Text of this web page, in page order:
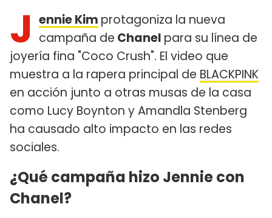
J ennie Kim protagoniza la nueva
campaña de Chanel para su línea de
joyería fina "Coco Crush". El video que
muestra a la rapera principal de BLACKPINK
en acción junto a otras musas de la casa
como Lucy Boynton y Amandla Stenberg
ha causado alto impacto en las redes
sociales.
¿Qué campaña hizo Jennie con
Chanel?